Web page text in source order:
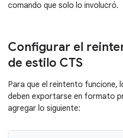
comando que solo lo involucró.
Configurar el
de estilo CTS
Para que el reintento funcione,
deben exportarse en formato
agregar lo siguiente: